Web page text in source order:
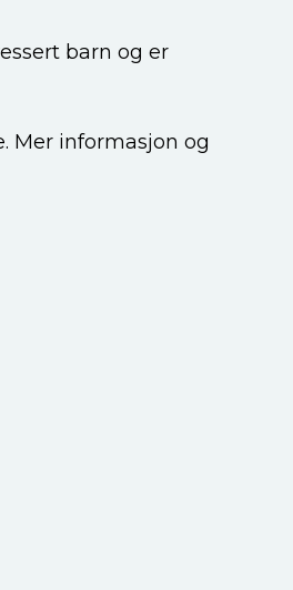
barn og er
Mer informasjon og